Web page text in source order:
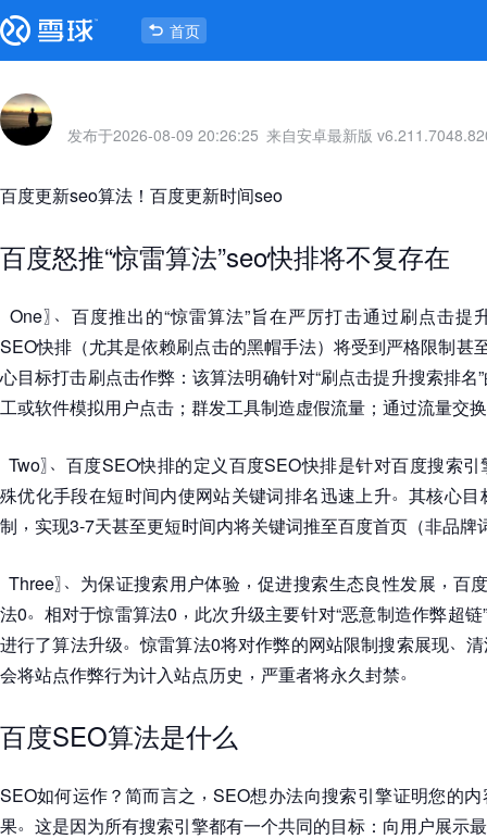
首页
发布于2026-08-09 20:26:25 来自安卓最新版
百度更新seo算法 ！ 百度更新时间seo
百度怒推“惊雷算法”seo快排将不复存在
One〗 、 百度推出的“惊雷算法”旨在严厉打击通过刷点击提
SEO快排 （尤其是依赖刷点击的黑帽手法） 将受到严格限制甚
心目标打击刷点击作弊 ： 该算法明确针对“刷点击提升搜索排名”
工或软件模拟用户点击 ； 群发工具制造虚假流量 ； 通过流量交
Two〗、 百度SEO快排的定义百度SEO快排是针对百度搜索
殊优化手段在短时间内使网站关键词排名迅速上升。 其核心目
制 ， 实现3-7天甚至更短时间内将关键词推至百度首页 （非品牌
Three〗、 为保证搜索用户体验 ， 促进搜索生态良性发展 ， 百
法0。 相对于惊雷算法0 ， 此次升级主要针对“恶意制造作弊超链”
进行了算法升级。 惊雷算法0将对作弊的网站限制搜索展现、
会将站点作弊行为计入站点历史 ， 严重者将永久封禁。
百度SEO算法是什么
SEO如何运作？简而言之 ， SEO想办法向搜索引擎证明您的
果。 这是因为所有搜索引擎都有一个共同的目标 ： 向用户展示